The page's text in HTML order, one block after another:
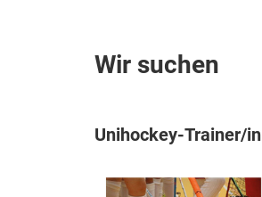
Wir suchen
Unihockey-Trainer/in